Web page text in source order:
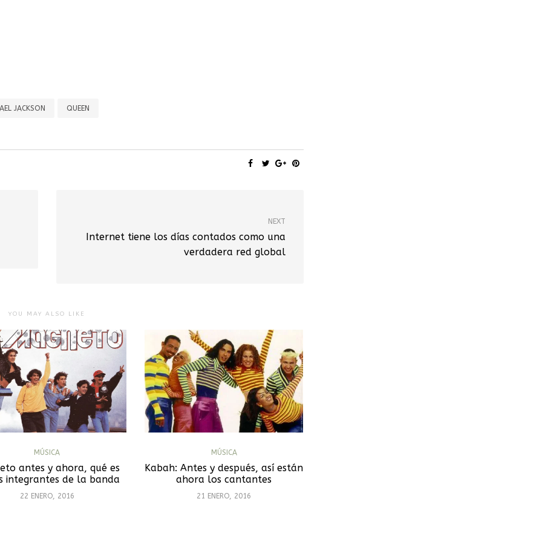
JACKSON QUEEN
NEXT
Internet tiene los días contados como una
verdadera red global
YOU MAY ALSO LIKE
MÚSICA
antes y ahora, qué es
integrantes de la banda
22 ENERO, 2016
MÚSICA
Kabah: Antes y después, así están
ahora los cantantes
21 ENERO, 2016